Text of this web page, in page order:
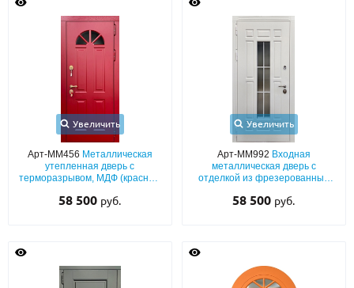
Увеличить
Арт-ММ456 Металлическая
утепленная дверь с
терморазрывом, МДФ (красный
остеклением
58 500 руб.
Увеличить
Арт-ММ992 Входная
металлическая дверь с
отделкой из фрезерованных
по RAL) со стеклопакетом
58 500 руб.